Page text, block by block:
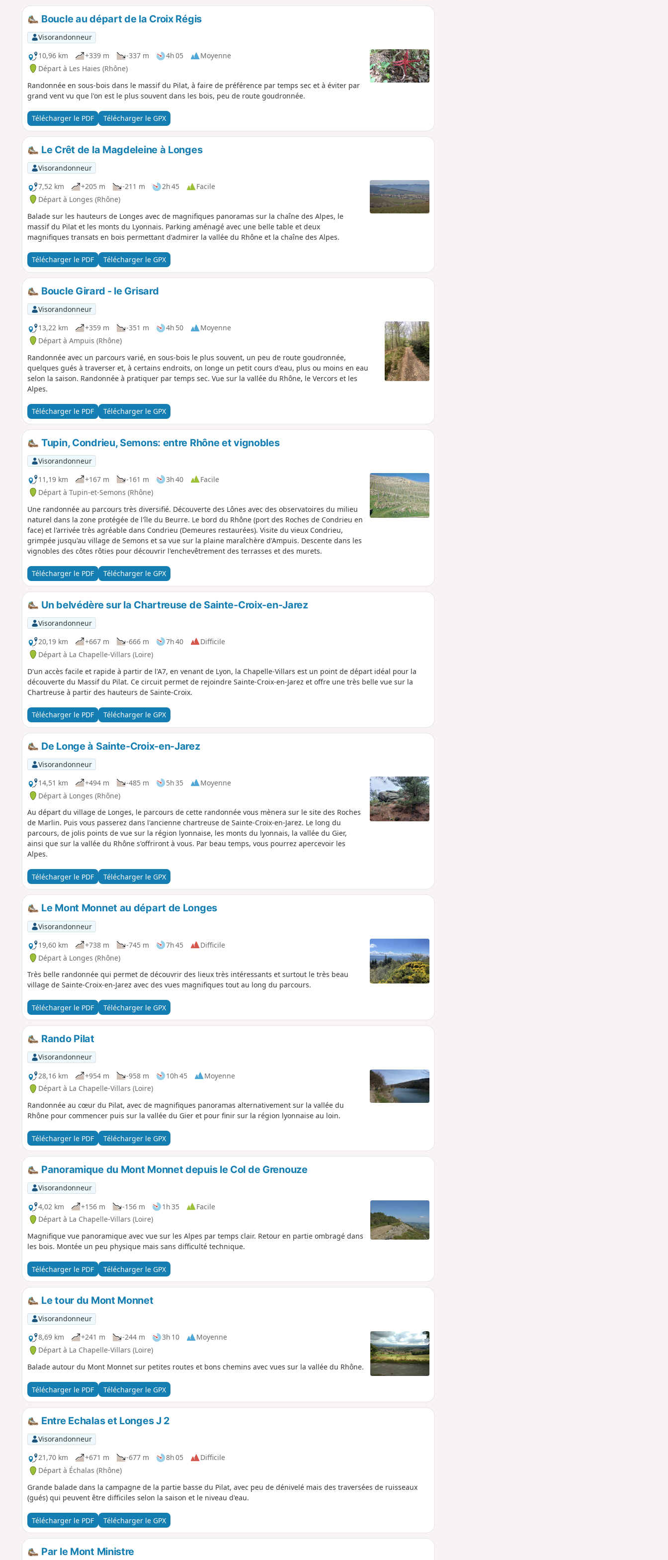
Boucle au départ de la Croix Régis
Visorandonneur
10,96 km
+339 m -337 m 4h 05
Moyenne
Départ à Les Haies (Rhône)
Randonnée en sous-bois dans le massif du Pilat, à faire de préférence par temps sec et à éviter par
grand vent vu que l'on est le plus souvent dans les bois, peu de route goudronnée.
Télécharger le PDF Télécharger le GPX
Le Crêt de la Magdeleine à Longes
Visorandonneur
7,52 km
+205 m -211 m 2h 45
Facile
Départ à Longes (Rhône)
Balade sur les hauteurs de Longes avec de magnifiques panoramas sur la chaîne des Alpes, le
massif du Pilat et les monts du Lyonnais. Parking aménagé avec une belle table et deux
magnifiques transats en bois permettant d'admirer la vallée du Rhône et la chaîne des Alpes.
Télécharger le PDF Télécharger le GPX
Boucle Girard - le Grisard
Visorandonneur
13,22 km
+359 m -351 m 4h 50
Moyenne
Départ à Ampuis (Rhône)
Randonnée avec un parcours varié, en sous-bois le plus souvent, un peu de route goudronnée,
quelques gués à traverser et, à certains endroits, on longe un petit cours d'eau, plus ou moins en eau
selon la saison. Randonnée à pratiquer par temps sec. Vue sur la vallée du Rhône, le Vercors et les
Alpes.
Télécharger le PDF Télécharger le GPX
Tupin, Condrieu, Semons: entre Rhône et vignobles
Visorandonneur
11,19 km
+167 m -161 m 3h 40
Facile
Départ à Tupin-et-Semons (Rhône)
Une randonnée au parcours très diversifié. Découverte des Lônes avec des observatoires du milieu
naturel dans la zone protégée de l'île du Beurre. Le bord du Rhône (port des Roches de Condrieu en
face) et l'arrivée très agréable dans Condrieu (Demeures restaurées). Visite du vieux Condrieu,
grimpée jusqu'au village de Semons et sa vue sur la plaine maraîchère d'Ampuis. Descente dans les
vignobles des côtes rôties pour découvrir l'enchevêtrement des terrasses et des murets.
Télécharger le PDF Télécharger le GPX
Un belvédère sur la Chartreuse de Sainte-Croix-en-Jarez
Visorandonneur
20,19 km
+667 m -666 m 7h 40
Difficile
Départ à La Chapelle-Villars (Loire)
D'un accès facile et rapide à partir de l'A7, en venant de Lyon, la Chapelle-Villars est un point de départ idéal pour la
découverte du Massif du Pilat. Ce circuit permet de rejoindre Sainte-Croix-en-Jarez et offre une très belle vue sur la
Chartreuse à partir des hauteurs de Sainte-Croix.
Télécharger le PDF Télécharger le GPX
De Longe à Sainte-Croix-en-Jarez
Visorandonneur
14,51 km
+494 m -485 m 5h 35
Moyenne
Départ à Longes (Rhône)
Au départ du village de Longes, le parcours de cette randonnée vous mènera sur le site des Roches
de Marlin. Puis vous passerez dans l'ancienne chartreuse de Sainte-Croix-en-Jarez. Le long du
parcours, de jolis points de vue sur la région lyonnaise, les monts du lyonnais, la vallée du Gier,
ainsi que sur la vallée du Rhône s'offriront à vous. Par beau temps, vous pourrez apercevoir les
Alpes.
Télécharger le PDF Télécharger le GPX
Le Mont Monnet au départ de Longes
Visorandonneur
19,60 km
+738 m -745 m 7h 45
Difficile
Départ à Longes (Rhône)
Très belle randonnée qui permet de découvrir des lieux très intéressants et surtout le très beau
village de Sainte-Croix-en-Jarez avec des vues magnifiques tout au long du parcours.
Télécharger le PDF Télécharger le GPX
Rando Pilat
Visorandonneur
28,16 km
+954 m -958 m 10h 45
Moyenne
Départ à La Chapelle-Villars (Loire)
Randonnée au cœur du Pilat, avec de magnifiques panoramas alternativement sur la vallée du
Rhône pour commencer puis sur la vallée du Gier et pour finir sur la région lyonnaise au loin.
Télécharger le PDF Télécharger le GPX
Panoramique du Mont Monnet depuis le Col de Grenouze
Visorandonneur
4,02 km
+156 m -156 m 1h 35
Facile
Départ à La Chapelle-Villars (Loire)
Magnifique vue panoramique avec vue sur les Alpes par temps clair. Retour en partie ombragé dans
les bois. Montée un peu physique mais sans difficulté technique.
Télécharger le PDF Télécharger le GPX
Le tour du Mont Monnet
Visorandonneur
8,69 km
+241 m -244 m 3h 10
Moyenne
Départ à La Chapelle-Villars (Loire)
Balade autour du Mont Monnet sur petites routes et bons chemins avec vues sur la vallée du Rhône.
Télécharger le PDF Télécharger le GPX
Entre Echalas et Longes J 2
Visorandonneur
21,70 km
+671 m -677 m 8h 05
Difficile
Départ à Échalas (Rhône)
Grande balade dans la campagne de la partie basse du Pilat, avec peu de dénivelé mais des traversées de ruisseaux
(gués) qui peuvent être difficiles selon la saison et le niveau d'eau.
Télécharger le PDF Télécharger le GPX
Par le Mont Ministre